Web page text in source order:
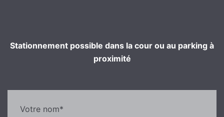
Stationnement possible dans la cour ou au parking à
proximité
Votre nom*